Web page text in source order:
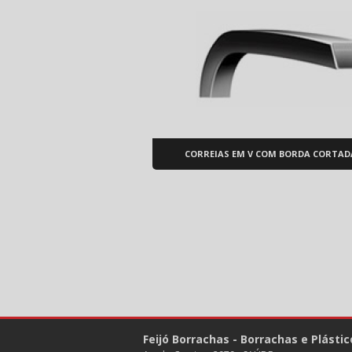
CORREIAS EM V COM BORDA
Feijó Borrachas - Borrachas e